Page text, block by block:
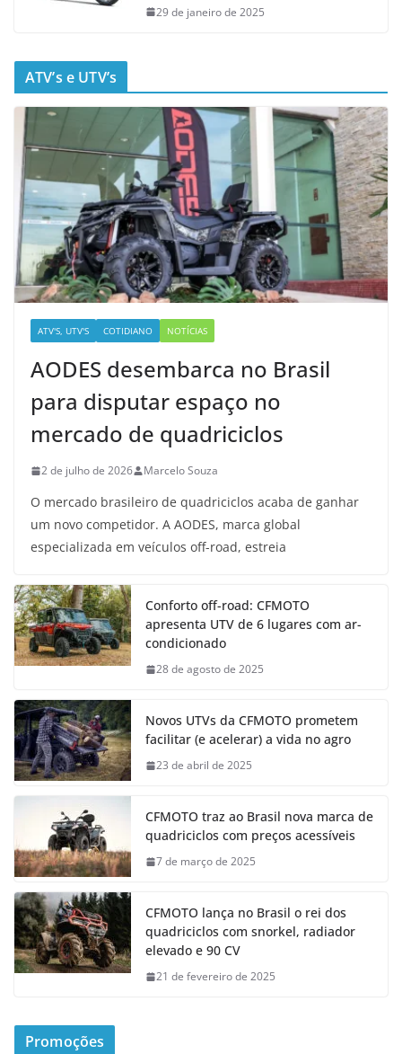
29 de janeiro de 2025
ATV’s e UTV’s
ATV'S, UTV'S COTIDIANO NOTÍCIAS
AODES desembarca no Brasil
para disputar espaço no
mercado de quadriciclos
2 de julho de 2026 Marcelo Souza
O mercado brasileiro de quadriciclos acaba de ganhar
um novo competidor. A AODES, marca global
especializada em veículos off-road, estreia
Conforto off-road: CFMOTO
apresenta UTV de 6 lugares com ar-
condicionado
28 de agosto de 2025
Novos UTVs da CFMOTO prometem
facilitar (e acelerar) a vida no agro
23 de abril de 2025
CFMOTO traz ao Brasil nova marca de
quadriciclos com preços acessíveis
7 de março de 2025
CFMOTO lança no Brasil o rei dos
quadriciclos com snorkel, radiador
elevado e 90 CV
21 de fevereiro de 2025
Promoções